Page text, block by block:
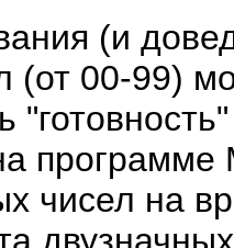
(и
(от 00-99)
программе
чисел на